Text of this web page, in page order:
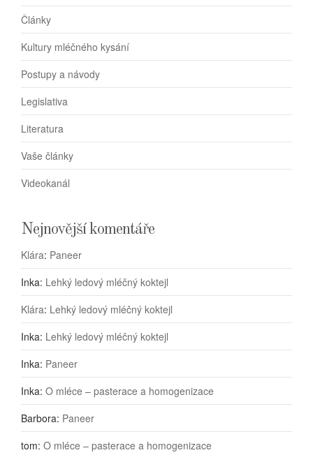
Články
Kultury mléčného kysání
Postupy a návody
Legislativa
Literatura
Vaše články
Videokanál
Nejnovější komentáře
Klára: Paneer
Inka: Lehký ledový mléčný koktejl
Klára: Lehký ledový mléčný koktejl
Inka: Lehký ledový mléčný koktejl
Inka: Paneer
Inka: O mléce – pasterace a homogenizace
Barbora: Paneer
tom: O mléce – pasterace a homogenizace